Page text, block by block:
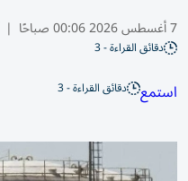
7 أغسطس 2026 00:06 صباحًا |
دقائق القراءة - 3
استمع دقائق القراءة - 3